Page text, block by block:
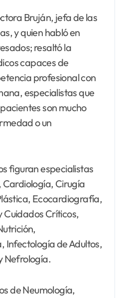
Bruján, jefa de las
y quien habló en
resaltó la
capaces de
profesional con
especialistas que
son mucho
o un
figuran especialistas
Cardiología, Cirugía
Ecocardiografía,
Cuidados Críticos,
Infectología de Adultos,
Nefrología.
de Neumología,